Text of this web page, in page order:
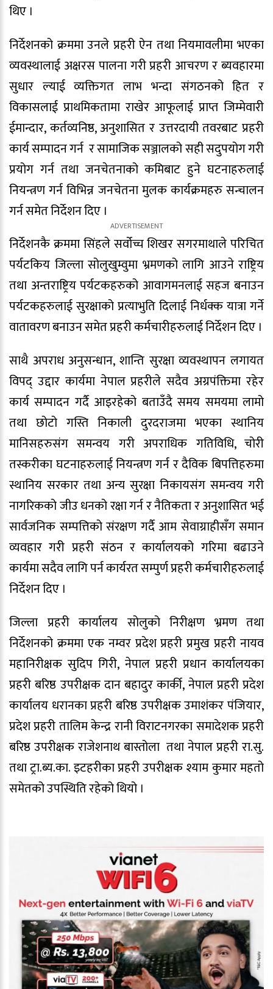
थिए ।
निर्देशनको क्रममा उनले प्रहरी ऐन तथा नियमावलीमा भएका
व्यवस्थालाई अक्षरस पालना गरी प्रहरी आचरण र ब्यवहारमा
सुधार ल्याई व्यक्तिगत लाभ भन्दा संगठनको हित र
विकासलाई प्राथमिकतामा राखेर आफूलाई प्राप्त जिम्मेवारी
ईमान्दार, कर्तव्यनिष्ठ, अनुशासित र उत्तरदायी तवरबाट प्रहरी
कार्य सम्पादन गर्न र सामाजिक सञ्जालको सही सदुपयोग गरी
प्रयोग गर्न तथा जनचेतनाको कमिबाट हुने घटनाहरुलाई
नियन्त्रण गर्न विभिन्न जनचेतना मुलक कार्यक्रमहरु सन्चालन
गर्न समेत निर्देशन दिए ।
निर्देशनकै क्रममा सिंहले सर्वोच्च शिखर सगरमाथाले परिचित
पर्यटकिय जिल्ला सोलुखुम्वुमा भ्रमणको लागि आउने राष्ट्रिय
तथा अन्तराष्ट्रिय पर्यटकहरुको आवागमनलाई सहज बनाउन
पर्यटकहरुलाई सुरक्षाको प्रत्याभुति दिलाई निर्धक्क यात्रा गर्ने
वातावरण बनाउन समेत प्रहरी कर्मचारीहरुलाई निर्देशन दिए ।
साथै अपराध अनुसन्धान, शान्ति सुरक्षा व्यवस्थापन लगायत
विपद् उद्दार कार्यमा नेपाल प्रहरीले सदैव अग्रपंक्तिमा रहेर
कार्य सम्पादन गर्दै आइरहेको बताउँदै समय समयमा लामो
तथा छोटो गस्ति निकाली दुरदराजमा भएका स्थानिय
मानिसहरुसंग समन्वय गरी अपराधिक गतिविधि, चोरी
तस्करीका घटनाहरुलाई नियन्त्रण गर्न र दैविक बिपत्तिहरुमा
स्थानिय सरकार तथा अन्य सुरक्षा निकायसंग समन्वय गरी
नागरिकको जीउ धनको रक्षा गर्न र नैतिकता र अनुशासित भई
सार्वजनिक सम्पत्तिको संरक्षण गर्दै आम सेवाग्राहीसँग समान
व्यवहार गरी प्रहरी संठन र कार्यालयको गरिमा बढाउने
कार्यमा सदैव लागि पर्न कार्यरत सम्पुर्ण प्रहरी कर्मचारीहरुलाई
निर्देशन दिए ।
जिल्ला प्रहरी कार्यालय सोलुको निरीक्षण भ्रमण तथा
निर्देशनको क्रममा एक नम्वर प्रदेश प्रहरी प्रमुख प्रहरी नायव
महानिरीक्षक सुदिप गिरी, नेपाल प्रहरी प्रधान कार्यालयका
प्रहरी बरिष्ठ उपरीक्षक दान बहादुर कार्की, नेपाल प्रहरी प्रदेश
कार्यालय धरानका प्रहरी बरिष्ठ उपरीक्षक उमाशंकर पंजियार,
प्रदेश प्रहरी तालिम केन्द्र रानी विराटनगरका समादेशक प्रहरी
बरिष्ठ उपरीक्षक राजेशनाथ बास्तोला तथा नेपाल प्रहरी रा.सु.
तथा ट्रा.ब्य.का. इटहरीका प्रहरी उपरीक्षक श्याम कुमार महतो
समेतको उपस्थिति रहेको थियो ।